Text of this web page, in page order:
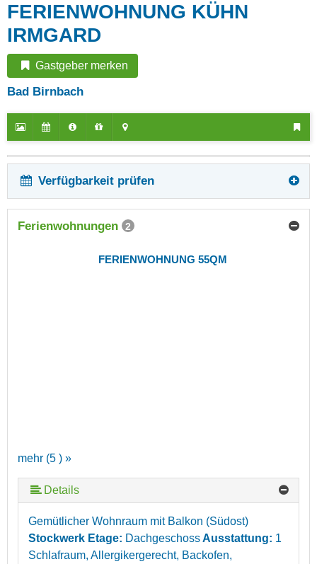
FERIENWOHNUNG KÜHN
IRMGARD
Gastgeber merken
Bad Birnbach
Verfügbarkeit prüfen
Ferienwohnungen 2
mehr (5 ) »
mehr (5 ) »
FERIENWOHNUNG 55QM
Details
Gemütlicher Wohnraum mit Balkon (Südost)
Stockwerk Etage: DachgeschossAusstattung: 1
Schlafraum, Allergikergerecht, Backofen,